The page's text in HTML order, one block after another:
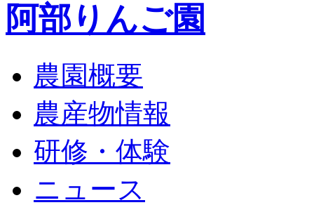
阿部りんご園
農園概要
農産物情報
研修・体験
ニュース